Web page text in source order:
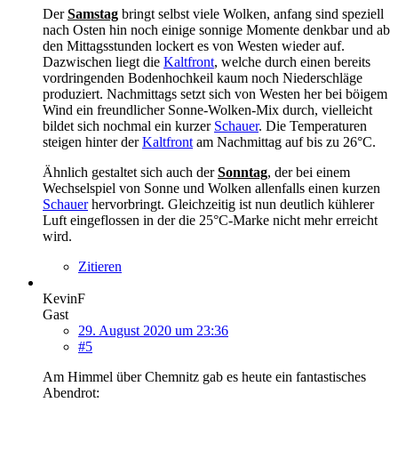
DerSamstag bringt selbst viele Wolken, anfang sind speziell
nach Osten hin noch einige sonnige Momente denkbar und ab
den Mittagsstunden lockert es von Westen wieder auf.
Dazwischen liegt die Kaltfront, welche durch einen bereits
vordringenden Bodenhochkeil kaum noch Niederschläge
produziert. Nachmittags setzt sich von Westen her bei böigem
Wind ein freundlicher Sonne-Wolken-Mix durch, vielleicht
bildet sich nochmal ein kurzer Schauer. Die Temperaturen
steigen hinter derKaltfront am Nachmittag auf bis zu 26°C.
Ähnlich gestaltet sich auch derSonntag, der bei einem
Wechselspiel von Sonne und Wolken allenfalls einen kurzen
Schauerhervorbringt. Gleichzeitig ist nun deutlich kühlerer
Luft eingeflossen in der die 25°C-Marke nicht mehr erreicht
wird.
Zitieren
KevinF
Gast
29. August 2020 um 23:36
#5
Am Himmel über Chemnitz gab es heute ein fantastisches
Abendrot: